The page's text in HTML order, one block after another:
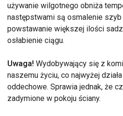
używanie wilgotnego obniża
następstwami są osmalenie szyb
powstawanie większej ilości
osłabienie ciągu.
Uwaga! Wydobywający się z
naszemu życiu, co najwyżej
oddechowe. Sprawia jednak, że
zadymione w pokoju ściany.